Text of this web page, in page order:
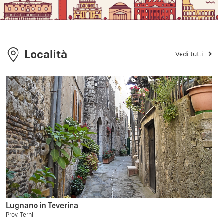
Località Vedi tutti
Lugnano in Teverina
Prov. Terni